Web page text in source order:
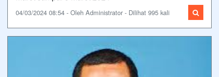
04/03/2024 08:54 - Oleh Administrator - Dilihat 995 kali